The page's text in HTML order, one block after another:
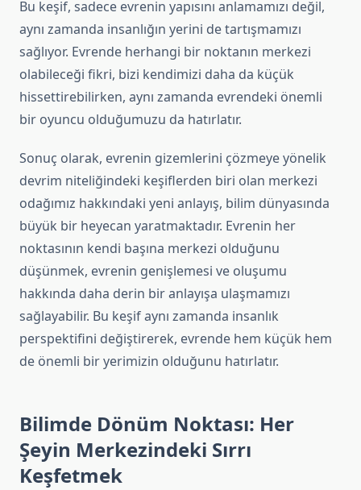
Bu keşif, sadece evrenin yapısını anlamamızı değil,
aynı zamanda insanlığın yerini de tartışmamızı
sağlıyor. Evrende herhangi bir noktanın merkezi
olabileceği fikri, bizi kendimizi daha da küçük
hissettirebilirken, aynı zamanda evrendeki önemli
bir oyuncu olduğumuzu da hatırlatır.
Sonuç olarak, evrenin gizemlerini çözmeye yönelik
devrim niteliğindeki keşiflerden biri olan merkezi
odağımız hakkındaki yeni anlayış, bilim dünyasında
büyük bir heyecan yaratmaktadır. Evrenin her
noktasının kendi başına merkezi olduğunu
düşünmek, evrenin genişlemesi ve oluşumu
hakkında daha derin bir anlayışa ulaşmamızı
sağlayabilir. Bu keşif aynı zamanda insanlık
perspektifini değiştirerek, evrende hem küçük hem
de önemli bir yerimizin olduğunu hatırlatır.
Bilimde Dönüm Noktası: Her
Şeyin Merkezindeki Sırrı
Keşfetmek